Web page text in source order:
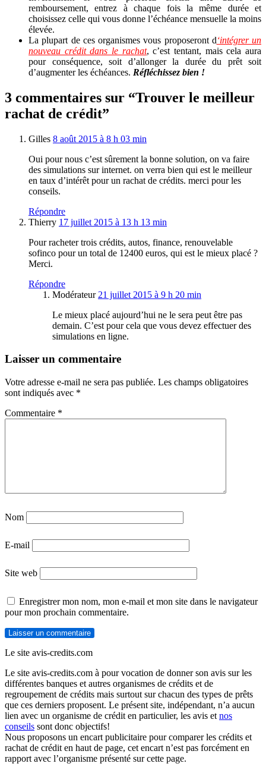
remboursement, entrez à chaque fois la même durée et
choisissez celle qui vous donne l’échéance mensuelle la moins
élevée.
La plupart de ces organismes vous proposeront d‘intégrer un
nouveau crédit dans le rachat, c’est tentant, mais cela aura
pour conséquence, soit d’allonger la durée du prêt soit
d’augmenter les échéances. Réfléchissez bien !
3 commentaires sur “Trouver le meilleur
rachat de crédit”
Gilles 8 août 2015 à 8 h 03 min
Oui pour nous c’est sûrement la bonne solution, on va faire
des simulations sur internet. on verra bien qui est le meilleur
en taux d’intérêt pour un rachat de crédits. merci pour les
conseils.
Répondre
Thierry 17 juillet 2015 à 13 h 13 min
Pour racheter trois crédits, autos, finance, renouvelable
sofinco pour un total de 12400 euros, qui est le mieux placé ?
Merci.
Répondre
Modérateur 21 juillet 2015 à 9 h 20 min
Le mieux placé aujourd’hui ne le sera peut être pas
demain. C’est pour cela que vous devez effectuer des
simulations en ligne.
Laisser un commentaire
Votre adresse e-mail ne sera pas publiée. Les champs obligatoires
sont indiqués avec *
Commentaire *
Nom
E-mail
Site web
Enregistrer mon nom, mon e-mail et mon site dans le navigateur
pour mon prochain commentaire.
Le site avis-credits.com
Le site avis-credits.com à pour vocation de donner son avis sur les
différentes banques et autres organismes de crédits et de
regroupement de crédits mais surtout sur chacun des types de prêts
que ces derniers proposent. Le présent site, indépendant, n’a aucun
lien avec un organisme de crédit en particulier, les avis et nos
conseils sont donc objectifs!
Nous proposons un encart publicitaire pour comparer les crédits et
rachat de crédit en haut de page, cet encart n’est pas forcément en
rapport avec l’organisme présenté sur cette page.